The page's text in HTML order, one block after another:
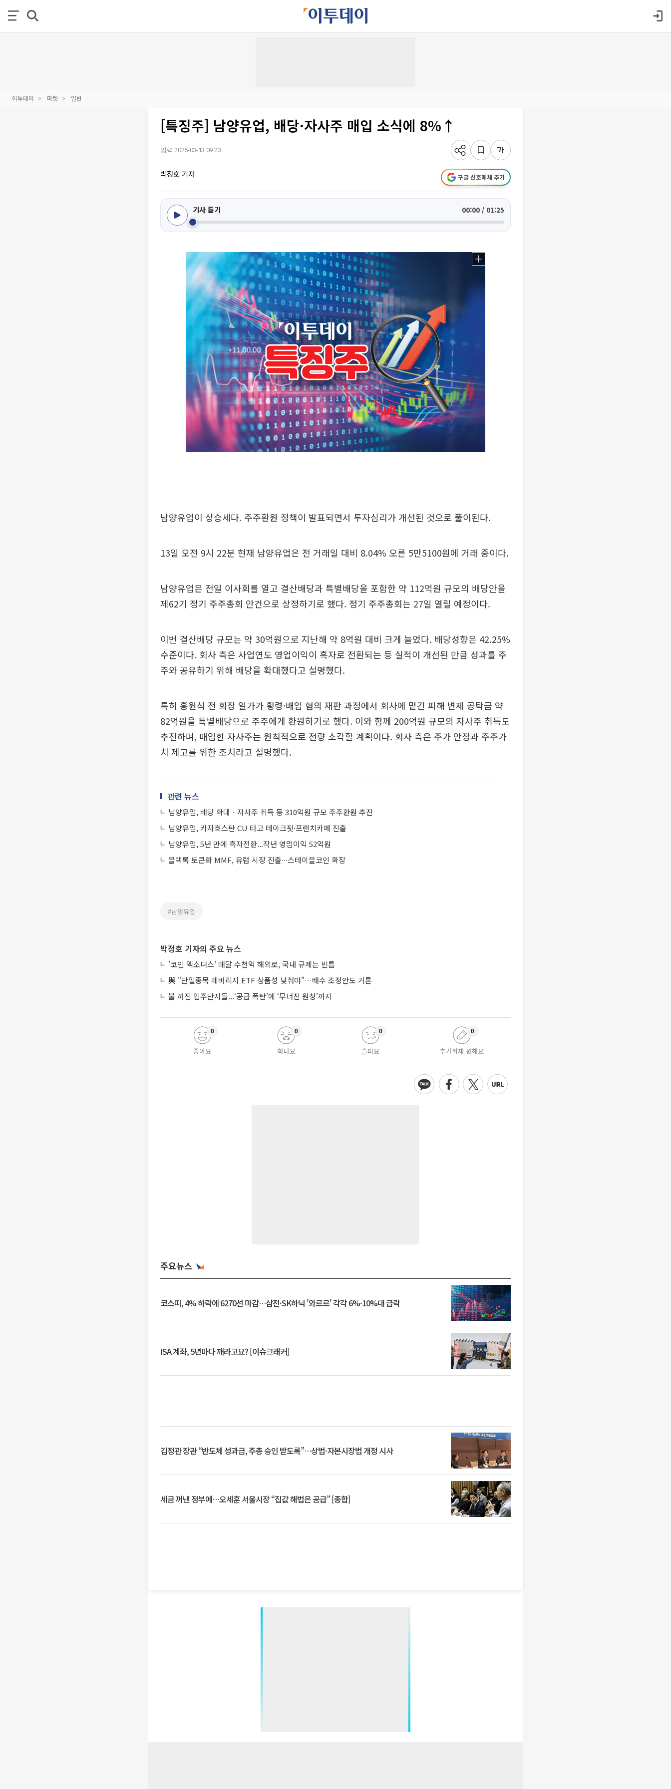
이투데이 마켓 일반
[특징주] 남양유업, 배당·자사주 매입 소식에 8%↑
입력 2026-03-13 09:23
박정호 기자 구글 선호매체 추가
기사 듣기 00:00 / 01:25
남양유업이 상승세다. 주주환원 정책이 발표되면서 투자심리가 개선된 것으로 풀이된다.
13일 오전 9시 22분 현재 남양유업은 전 거래일 대비 8.04% 오른 5만5100원에 거래 중이다.
남양유업은 전일 이사회를 열고 결산배당과 특별배당을 포함한 약 112억원 규모의 배당안을
제62기 정기 주주총회 안건으로 상정하기로 했다. 정기 주주총회는 27일 열릴 예정이다.
이번 결산배당 규모는 약 30억원으로 지난해 약 8억원 대비 크게 늘었다. 배당성향은 42.25%
수준이다. 회사 측은 사업연도 영업이익이 흑자로 전환되는 등 실적이 개선된 만큼 성과를 주
주와 공유하기 위해 배당을 확대했다고 설명했다.
특히 홍원식 전 회장 일가가 횡령·배임 혐의 재판 과정에서 회사에 맡긴 피해 변제 공탁금 약
82억원을 특별배당으로 주주에게 환원하기로 했다. 이와 함께 200억원 규모의 자사주 취득도
추진하며, 매입한 자사주는 원칙적으로 전량 소각할 계획이다. 회사 측은 주가 안정과 주주가
치 제고를 위한 조치라고 설명했다.
관련 뉴스
남양유업, 배당 확대ㆍ자사주 취득 등 310억원 규모 주주환원 추진
남양유업, 카자흐스탄 CU 타고 테이크핏·프렌치카페 진출
남양유업, 5년 만에 흑자전환...작년 영업이익 52억원
블랙록 토큰화 MMF, 유럽 시장 진출∙∙∙스테이블코인 확장
#남양유업
박정호 기자의 주요 뉴스
'코인 엑소더스' 매달 수천억 해외로, 국내 규제는 빈틈
與 "단일종목 레버리지 ETF 상품성 낮춰야"…배수 조정안도 거론
불 꺼진 입주단지들...‘공급 폭탄’에 ‘무너진 원청’까지
좋아요
0
화나요
0
슬퍼요
0
추가취재 원해요
0
주요뉴스
코스피, 4% 하락에 6270선 마감…삼전·SK하닉 '와르르' 각각 6%·10%대 급락
ISA 계좌, 5년마다 깨라고요? [이슈크래커]
김정관 장관 “반도체 성과급, 주총 승인 받도록”…상법·자본시장법 개정 시사
세금 꺼낸 정부에…오세훈 서울시장 “집값 해법은 공급” [종합]